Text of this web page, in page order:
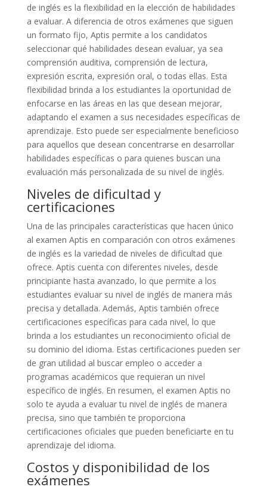
de inglés es la flexibilidad en la elección de habilidades
a evaluar. A diferencia de otros exámenes que siguen
un formato fijo, Aptis permite a los candidatos
seleccionar qué habilidades desean evaluar, ya sea
comprensión auditiva, comprensión de lectura,
expresión escrita, expresión oral, o todas ellas. Esta
flexibilidad brinda a los estudiantes la oportunidad de
enfocarse en las áreas en las que desean mejorar,
adaptando el examen a sus necesidades específicas de
aprendizaje. Esto puede ser especialmente beneficioso
para aquellos que desean concentrarse en desarrollar
habilidades específicas o para quienes buscan una
evaluación más personalizada de su nivel de inglés.
Niveles de dificultad y
certificaciones
Una de las principales características que hacen único
al examen Aptis en comparación con otros exámenes
de inglés es la variedad de niveles de dificultad que
ofrece. Aptis cuenta con diferentes niveles, desde
principiante hasta avanzado, lo que permite a los
estudiantes evaluar su nivel de inglés de manera más
precisa y detallada. Además, Aptis también ofrece
certificaciones específicas para cada nivel, lo que
brinda a los estudiantes un reconocimiento oficial de
su dominio del idioma. Estas certificaciones pueden ser
de gran utilidad al buscar empleo o acceder a
programas académicos que requieran un nivel
específico de inglés. En resumen, el examen Aptis no
solo te ayuda a evaluar tu nivel de inglés de manera
precisa, sino que también te proporciona
certificaciones oficiales que pueden beneficiarte en tu
aprendizaje del idioma.
Costos y disponibilidad de los
exámenes